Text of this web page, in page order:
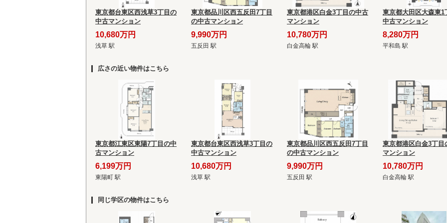
東京都台東区西浅草3丁目の
中古マンション
10,680万円
浅草 駅
東京都品川区西五反田7丁目
の中古マンション
9,990万円
五反田 駅
東京都港区白金3丁目の中古
マンション
10,780万円
白金高輪 駅
東京都大田区大森東1
中古マンション
8,280万円
平和島 駅
広さの近い物件はこちら
東京都江東区東陽7丁目の中
古マンション
6,199万円
東陽町 駅
東京都台東区西浅草3丁目の
中古マンション
10,680万円
浅草 駅
東京都品川区西五反田7丁目
の中古マンション
9,990万円
五反田 駅
東京都港区白金3丁目
マンション
10,780万円
白金高輪 駅
同じ学区の物件はこちら